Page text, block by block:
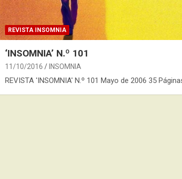
REVISTA INSOMNIA
‘INSOMNIA’ N.º 101
11/10/2016 INSOMNIA
REVISTA 'INSOMNIA' N.º 101 Mayo de 2006 35